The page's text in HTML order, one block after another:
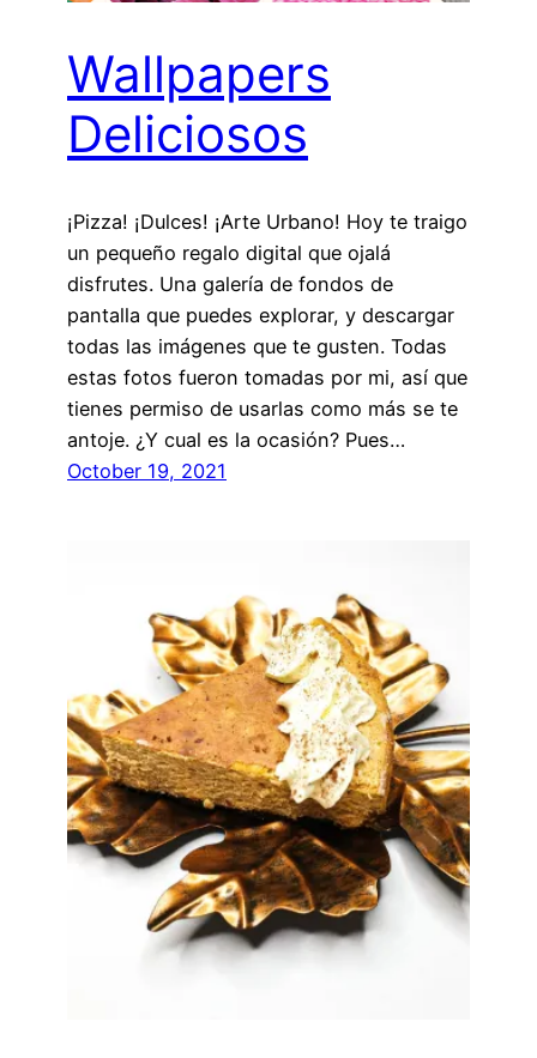
Wallpapers
Deliciosos
¡Pizza! ¡Dulces! ¡Arte Urbano! Hoy te traigo
un pequeño regalo digital que ojalá
disfrutes. Una galería de fondos de
pantalla que puedes explorar, y descargar
todas las imágenes que te gusten. Todas
estas fotos fueron tomadas por mi, así que
tienes permiso de usarlas como más se te
antoje. ¿Y cual es la ocasión? Pues…
October 19, 2021